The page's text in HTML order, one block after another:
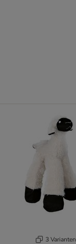
3 Varianten